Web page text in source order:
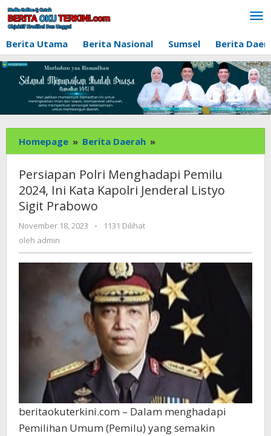
Lewati
ke
konten
Berita Utama
Berita Nasional Sumsel Berita
Homepage » Berita Daerah »
Polri
Menghadapi
Pemilu
2024,
Listyo
Sigit
Prabowo
Persiapan Polri Menghadapi Pemilu
2024, Ini Kata Kapolri Jenderal Listyo
Sigit Prabowo
November 18, 2023
oleh
-
1131 Dilihat
oleh admin
beritaokuterkini.com – Dalam menghadapi
Pemilihan Umum (Pemilu) yang semakin